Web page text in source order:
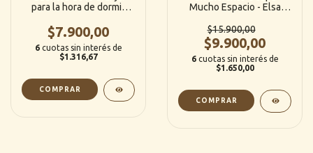
para la hora de dormir
$7.900,00
6 cuotas sin interés de
$1.316,67
Mucho Espacio - Elsa
$15.900,00
$9.900,00
6 cuotas sin interés de
$1.650,00